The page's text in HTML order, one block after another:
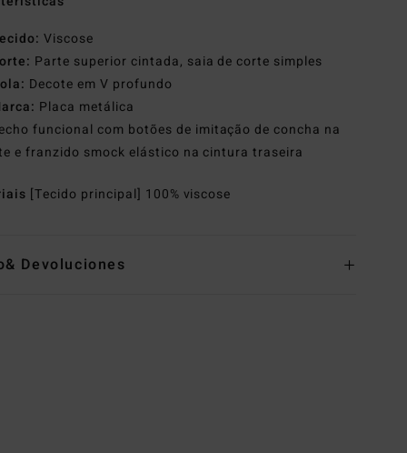
Viscose
Parte superior cintada, saia de corte simples
Decote em V profundo
Placa metálica
funcional com botões de imitação de concha na
e franzido smock elástico na cintura traseira
[Tecido principal] 100% viscose
Devoluciones